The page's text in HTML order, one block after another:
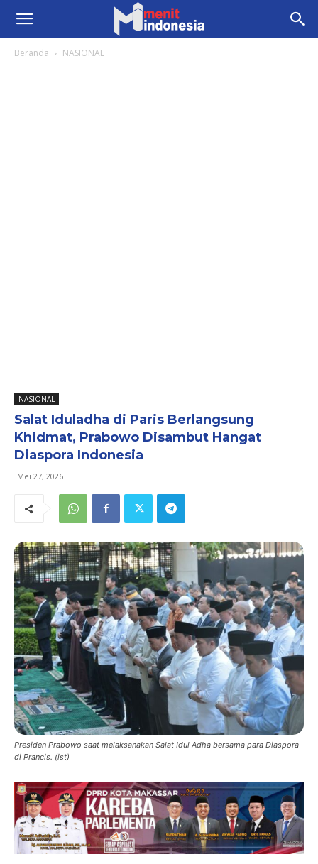
Beranda NASIONAL
NASIONAL
Salat Iduladha di Paris Berlangsung
Khidmat, Prabowo Disambut Hangat
Diaspora Indonesia
Mei 27, 2026
Presiden Prabowo saat melaksanakan Salat Idul Adha bersama para Diaspora
di Prancis. (ist)